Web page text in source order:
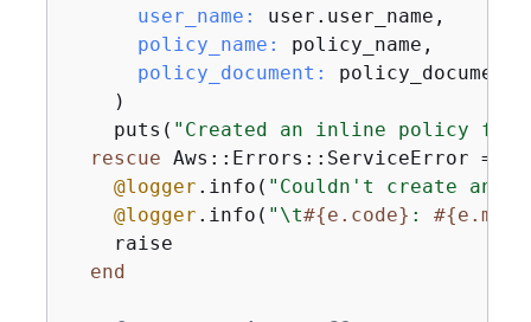
user_name:
user.user_name,
policy_name:
policy_name,
policy_document:
policy_document
    )
    puts(
"Created an inline policy for
rescue Aws::Errors::ServiceError => e
@logger .info( "Couldn't create an
@logger .info( "\t#{e.code} : #{
    raise
end